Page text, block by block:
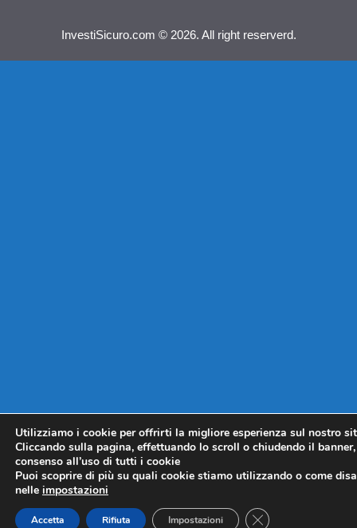
InvestiSicuro.com © 2026. All right reserverd.
Utilizziamo i cookie per offrirti la migliore esperienza sul nostro
Cliccando sulla pagina, effettuando lo scroll o chiudendo il
consenso all’uso di tutti i cookie
Puoi scoprire di più su quali cookie stiamo utilizzando o come
nelle impostazioni
Accetta Rifiuta Impostazioni CLOSE GDPR